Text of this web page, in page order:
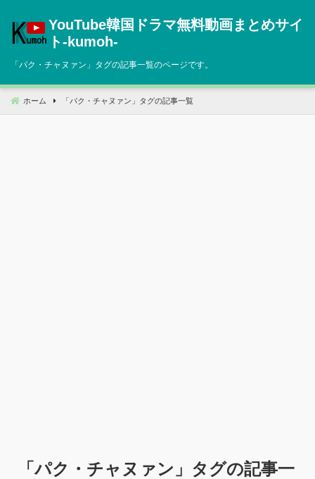
へ
動
YouTube韓国ドラマ無料動画まとめサイ
ト‐kumoh‐
「パク・チャヌァン 」タグの記事一覧のページです。
ホーム 「 パク・チャヌァン 」タグの記事一覧
「パク・チャヌァン 」タグの記事一